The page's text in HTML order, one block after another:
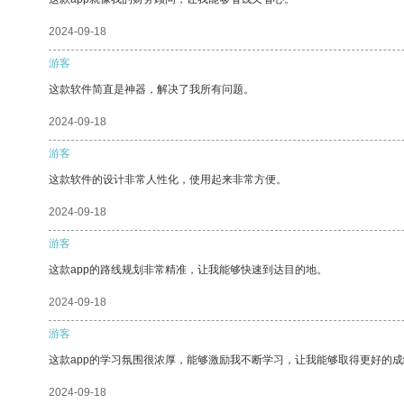
2024-09-18
游客
这款软件简直是神器，解决了我所有问题。
2024-09-18
游客
这款软件的设计非常人性化，使用起来非常方便。
2024-09-18
游客
这款app的路线规划非常精准，让我能够快速到达目的地。
2024-09-18
游客
这款app的学习氛围很浓厚，能够激励我不断学习，让我能够取得更好的
2024-09-18